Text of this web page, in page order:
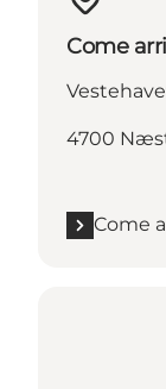
Come
4700
Come